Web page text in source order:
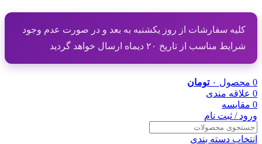
کلیه سفارشات از روز یکشنبه به بعد و در صورت عدم وجود
شرایط مناسب از تاریخ ۲۰ دیماه ارسال خواهد گردید
0 محصول ۰ تومان
0 علاقه مندی
0 مقایسه
ورود / ثبت نام
انتخاب دسته بندی